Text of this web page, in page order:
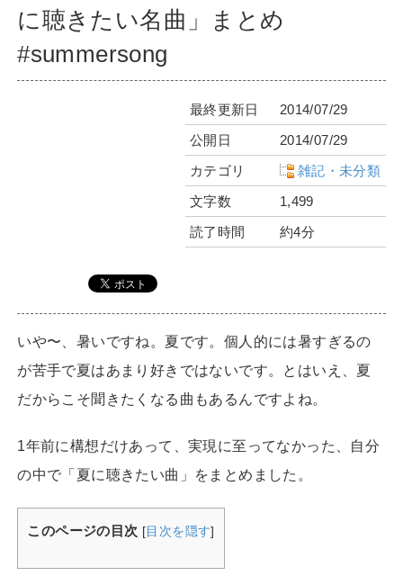
に聴きたい名曲」まとめ
#summersong
最終更新日
2014/07/29
公開日
2014/07/29
カテゴリ
雑記・未分類
文字数
1,499
読了時間
約4分
いや〜、暑いですね。夏です。個人的には暑すぎるの
が苦手で夏はあまり好きではないです。とはいえ、夏
だからこそ聞きたくなる曲もあるんですよね。
1年前に構想だけあって、実現に至ってなかった、自分
の中で「夏に聴きたい曲」をまとめました。
このページの目次 [ 目次を隠す]